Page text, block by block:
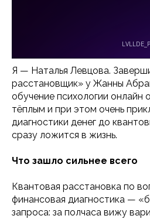
Я — Наталья Левцова.
расстановщик» у Жанны
обучение психологии онлайн
тёплым и при этом очень
диагностики денег до
сразу ложится в жизнь.
Что зашло сильнее всего
Квантовая расстановка по
финансовая диагностика —
запроса: за полчаса вижу